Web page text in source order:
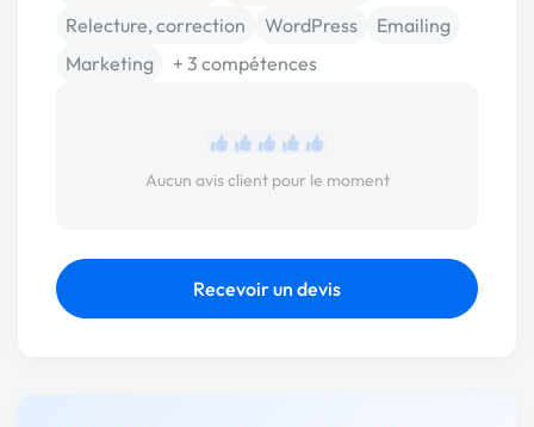
Relecture, correction
WordPress
Emailing
Marketing
+ 3 compétences
Aucun avis client pour le moment
Recevoir un devis